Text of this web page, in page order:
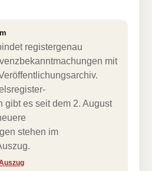
registergenau
mit
gibt es seit dem 2. August
stehen im